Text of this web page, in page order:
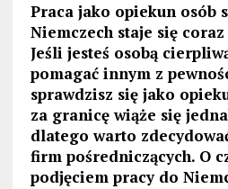
Praca jako opiekun osób
Niemczech staje się
Jeśli jesteś osobą
pomagać innym z
sprawdzisz się jako
za granicę wiąże się
dlatego warto
firm pośredniczących. O
podjęciem pracy do